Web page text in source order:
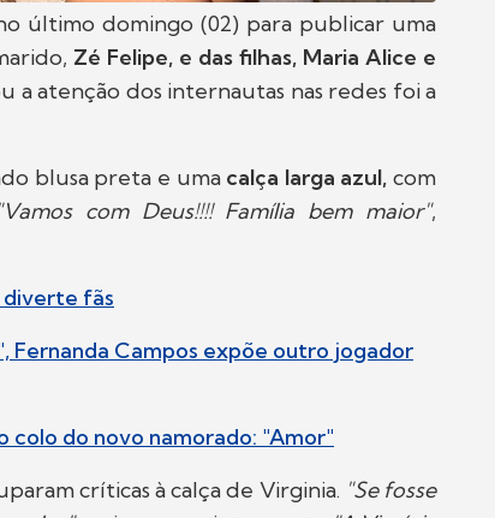
último domingo (02) para publicar uma
Zé Felipe, e das filhas, Maria Alice e
a atenção dos internautas nas redes foi a
blusa preta e uma calça larga azul, com
"Vamos com Deus!!!! Família bem maior",
diverte fãs
Fernanda Campos expõe outro jogador
colo do novo namorado: "Amor"
críticas à calça de Virginia. "Se fosse